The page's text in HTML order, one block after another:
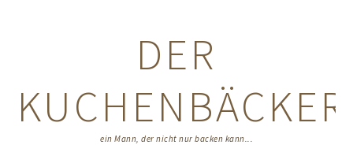
DER
KUCHENBÄCKER
ein Mann, der nicht nur backen kann...